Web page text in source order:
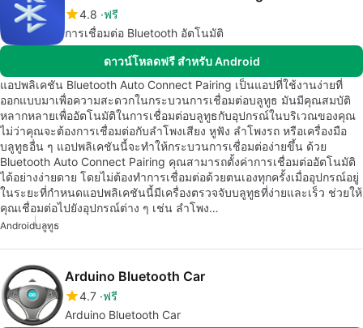
4.8 ฟรี
การเชื่อมต่อ Bluetooth อัตโนมัติ
ดาวน์โหลดฟรี สำหรับ Android
แอปพลิเคชัน Bluetooth Auto Connect Pairing เป็นแอปที่ใช้งานง่ายที่
ออกแบบมาเพื่อความสะดวกในกระบวนการเชื่อมต่อบลูทูธ มันมีคุณสมบัติ
หลากหลายเพื่ออัตโนมัติในการเชื่อมต่อบลูทูธกับอุปกรณ์ในบริเวณของคุณ
ไม่ว่าคุณจะต้องการเชื่อมต่อกับลำโพงเสียง หูฟัง ลำโพงรถ หรือเครื่องมือ
บลูทูธอื่น ๆ แอปพลิเคชันนี้จะทำให้กระบวนการเชื่อมต่อง่ายขึ้น ด้วย
Bluetooth Auto Connect Pairing คุณสามารถตั้งค่าการเชื่อมต่ออัตโนมัติ
ได้อย่างง่ายดาย โดยไม่ต้องทำการเชื่อมต่อด้วยตนเองทุกครั้งเมื่ออุปกรณ์อยู่
ในระยะที่กำหนดแอปพลิเคชันนี้มีเครื่องตรวจจับบลูทูธที่ง่ายและเร็ว ช่วยให้
คุณเชื่อมต่อไปยังอุปกรณ์ต่าง ๆ เช่น ลำโพง…
Androidบลูทูธ
Arduino Bluetooth Car
4.7 ฟรี
Arduino Bluetooth Car